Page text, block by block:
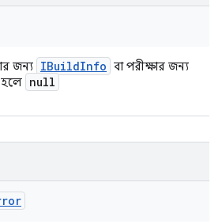
জন্য IBuildInfo বা পরীক্ষার জন্য
হলে null